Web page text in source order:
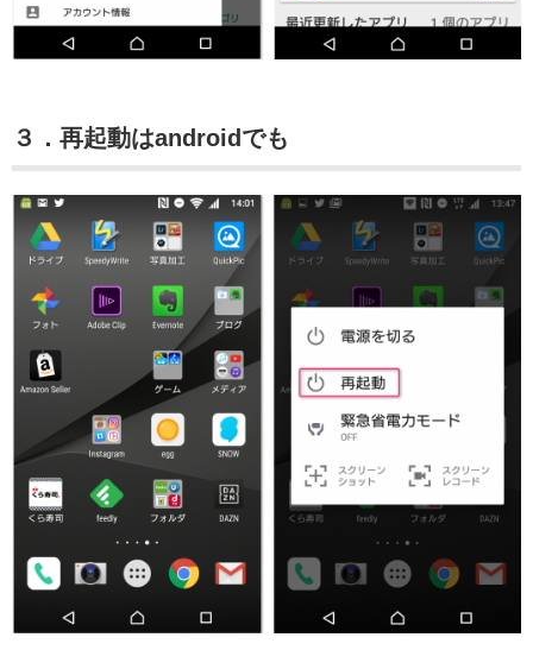
３．再起動はandroidでも